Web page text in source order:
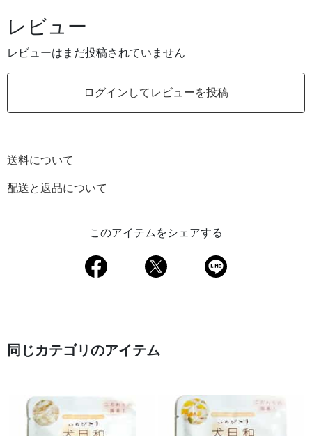
レビュー
レビューはまだ投稿されていません
ログインしてレビューを投稿
送料について
配送と返品について
このアイテムをシェアする
同じカテゴリのアイテム